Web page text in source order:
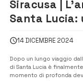
Siracusa |
Santa Lucia:
14 DICEMBRE 2024
Dopo un lungo viaggio
di Santa Lucia è
momento di profonda